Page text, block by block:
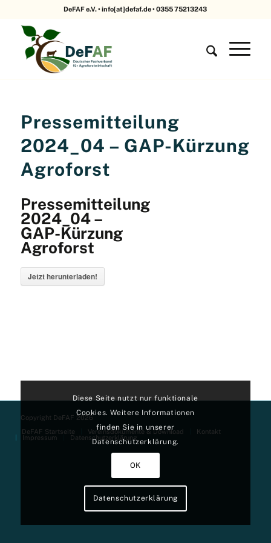
DeFAF e.V. • info[at]defaf.de • 0355 75213243
Pressemitteilung
2024_04 – GAP-Kürzung
Agroforst
Pressemitteilung
2024_04 –
GAP-Kürzung
Agroforst
Jetzt herunterladen!
Copyright DeFAF 2026
DeFAF Startseite
Vereinsdokumente & Download
Kontakt
Impressum
Datenschutzerklärung
Diese Seite nutzt nur funktionale
Cookies. Weitere Informationen
finden Sie in unserer
Datenschutzerklärung.
OK
Datenschutzerklärung